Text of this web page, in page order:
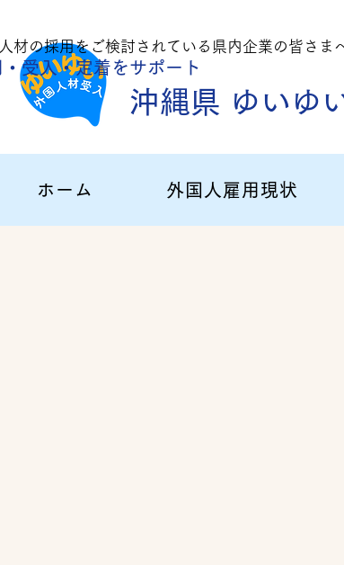
沖縄県 ゆいゆ
材の採用をご検討されている県内企業の皆さま
受入・定着 をサポート
ホーム 外国人雇用現状